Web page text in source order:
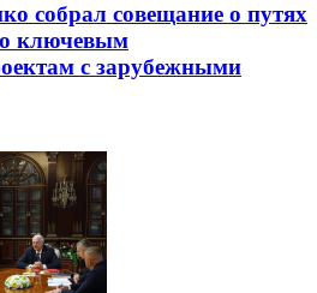
собрал совещание о путях
ключевым
с зарубежными